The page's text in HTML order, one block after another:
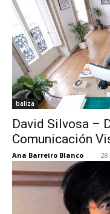
baliza
David Silvosa –
Comunicación
Ana Barreiro Blanco - 28